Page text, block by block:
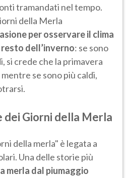
tramandati nel tempo.
della Merla
per osservare il clima
dell’inverno: se sono
crede che la primavera
se sono più caldi,
dei Giorni della Merla
della merla" è legata a
Una delle storie più
merla dal piumaggio